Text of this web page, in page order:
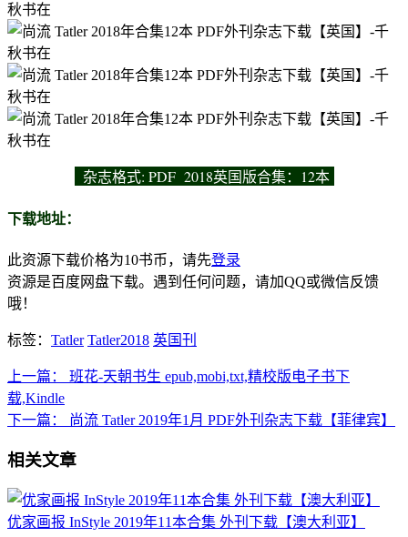
杂志格式: PDF 2018英国版合集：12本
下载地址：
此资源下载价格为10书币，请先登录
资源是百度网盘下载。遇到任何问题，请加QQ或微信反馈
哦！
标签： Tatler Tatler2018 英国刊
上一篇：
班花-天朝书生 epub,mobi,txt,精校版电子书下
载,Kindle
下一篇：
尚流 Tatler 2019年1月 PDF外刊杂志下载【菲律宾】
相关文章
优家画报 InStyle 2019年11本合集 外刊下载【澳大利亚】